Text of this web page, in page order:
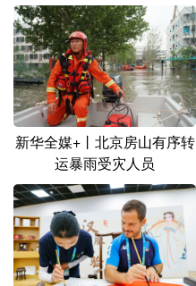
Deutsch Português
新华全媒+丨北京房山有序转
运暴雨受灾人员